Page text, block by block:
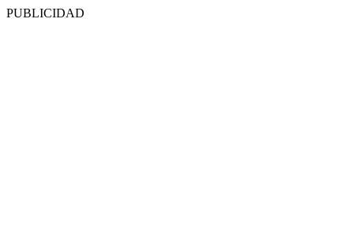
PUBLICIDAD